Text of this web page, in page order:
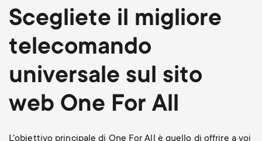
Scegliete il migliore
telecomando
universale sul sito
web One For All
L'obiettivo principale di One For All è quello di offrire a voi